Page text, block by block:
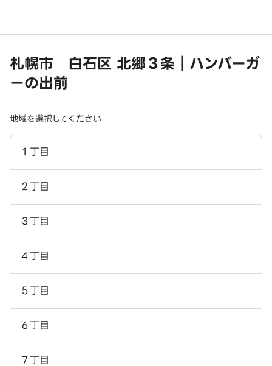
札幌市 白石区 北郷３条｜ハンバーガ
ーの出前
地域を選択してください
１丁目
２丁目
３丁目
４丁目
５丁目
６丁目
７丁目